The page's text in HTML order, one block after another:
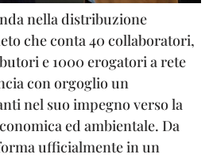
nella distribuzione
che conta 40 collaboratori,
e 1000 erogatori a rete
con orgoglio un
nel suo impegno verso la
ed ambientale. Da
ufficialmente in un